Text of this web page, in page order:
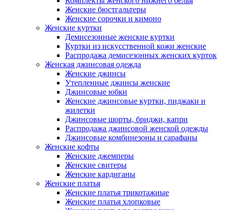
Женские бюстгальтеры
Женские сорочки и кимоно
Женские куртки
Демисезонные женские куртки
Куртки из искусственной кожи женские
Распродажа демисезонных женских курток
Женская джинсовая одежда
Женские джинсы
Утепленные джинсы женские
Джинсовые юбки
Женские джинсовые куртки, пиджаки и
жилетки
Джинсовые шорты, бриджи, капри
Распродажа джинсовой женской одежды
Джинсовые комбинезоны и сарафаны
Женские кофты
Женские джемперы
Женские свитеры
Женские кардиганы
Женские платья
Женские платья трикотажные
Женские платья хлопковые